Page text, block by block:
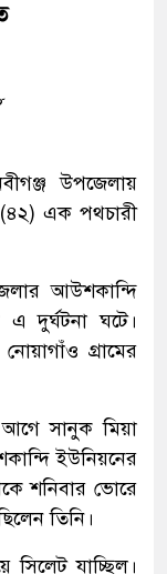
উপজেলায়
এক পথচারী
আউশকান্দি
দুর্ঘটনা ঘটে।
গ্রামের
আগে সানুক মিয়া
ইউনিয়নের
শনিবার ভোরে
তিনি।
যাচ্ছিল।